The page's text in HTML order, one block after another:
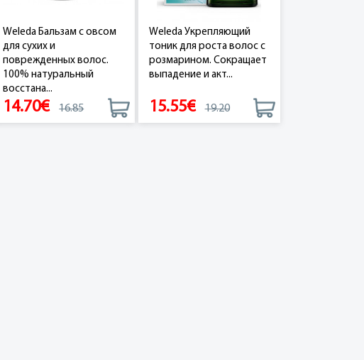
Weleda Бальзам с овсом
для сухих и
поврежденных волос.
100% натуральный
восстана...
14.70€ 16.85
Weleda Укрепляющий
тоник для роста волос с
розмарином. Сокращает
выпадение и акт...
15.55€ 19.20